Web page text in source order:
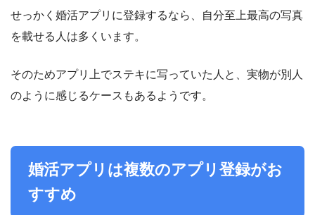
せっかく婚活アプリに登録するなら、自分至上最高の写真
を載せる人は多くいます。
そのためアプリ上でステキに写っていた人と、実物が別人
のように感じるケースもあるようです。
婚活アプリは複数のアプリ登録がお
すすめ